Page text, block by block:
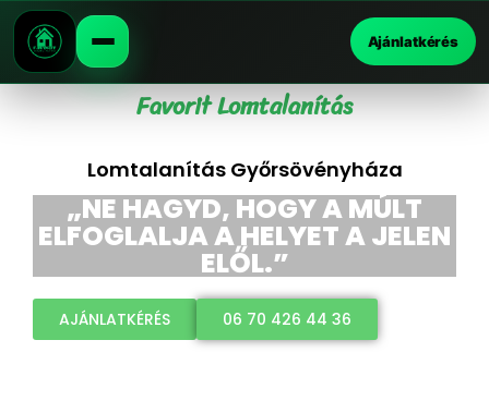
Ajánlatkérés
Favorit Lomtalanítás
Lomtalanítás Győrsövényháza
„NE HAGYD, HOGY A MÚLT
ELFOGLALJA A HELYET A JELEN
ELŐL.”
AJÁNLATKÉRÉS 06 70 426 44 36